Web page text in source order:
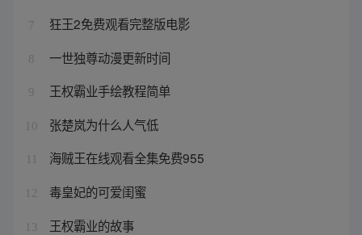
7 狂王2免费观看完整版电影
8 一世独尊动漫更新时间
9 王权霸业手绘教程简单
10 张楚岚为什么人气低
海贼王在线观看全集免费955
12 毒皇妃的可爱闺蜜
13 王权霸业的故事